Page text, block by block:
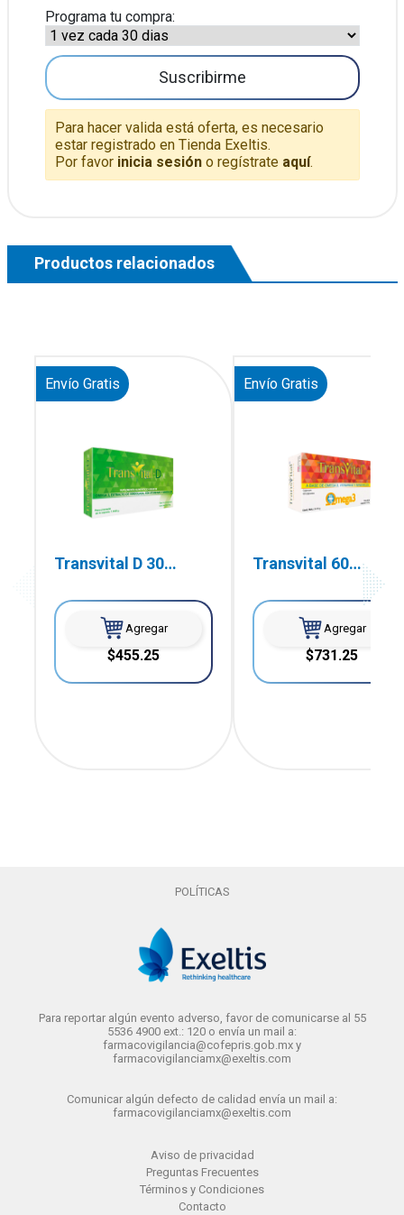
Programa tu compra:
Suscribirme
Para hacer valida está oferta, es necesario
estar registrado en Tienda Exeltis.
Por favor inicia sesióno regístrate aquí.
Productos relacionados
Envío Gratis
Transvital D 30
Agregar
$455.25
Envío Gratis
Transvital 60
Agregar
$731.25
POLÍTICAS
Aviso de privacidad
Preguntas Frecuentes
Términos y Condiciones
Contacto
Para reportar algún evento adverso, favor de comunicarse al 55
5536 4900 ext.: 120 o envía un mail a:
farmacovigilancia@cofepris.gob.mx y
farmacovigilanciamx@exeltis.com
Comunicar algún defecto de calidad envía un mail a:
farmacovigilanciamx@exeltis.com